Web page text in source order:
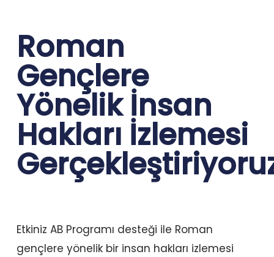
Roman
Gençlere
Yönelik İnsan
Hakları İzlemesi
Etkiniz AB Programı desteği ile Roman
gençlere yönelik bir insan hakları izlemesi